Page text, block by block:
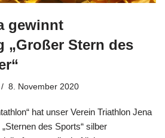
gewinnt
„Großer Stern des
8. November 2020
hat unser Verein Triathlon Jena
des Sports“ silber